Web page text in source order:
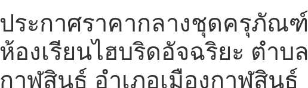
ประกาศราคากลางชุดครุภัณฑ์
ห้องเรียนไฮบริดอัจฉริยะ ตำบล
กาฬสินธุ์ อำเภอเมืองกาฬสินธุ์